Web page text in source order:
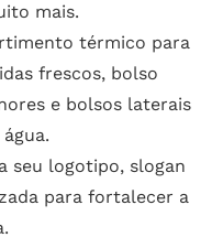
mais.
térmico para
frescos, bolso
e bolsos laterais
seu logotipo, slogan
para fortalecer a